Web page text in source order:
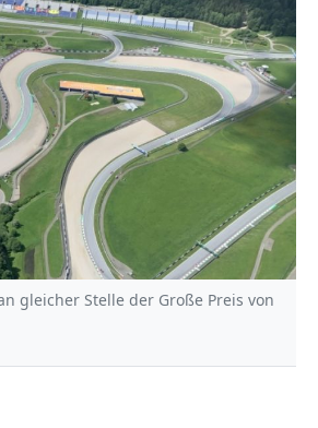
gleicher Stelle der Große Preis von